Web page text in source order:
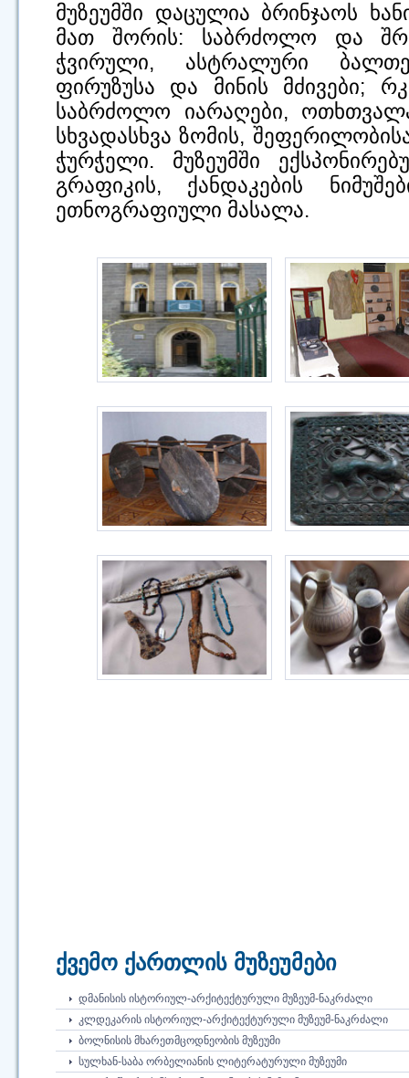
მუზეუმში დაცულია ბრინჯაოს
მათ შორის: საბრძოლო და
ჭვირული, ასტრალური
ფირუზუსა და მინის მძივები;
საბრძოლო იარაღები,
სხვადასხვა ზომის,
ჭურჭელი. მუზეუმში
გრაფიკის, ქანდაკების
ეთნოგრაფიული მასალა.
ქვემო ქართლის მუზეუმები
ᲓᲛᲐᲜᲘᲡᲘᲡ ᲘᲡᲢᲝᲠᲘᲣᲚ-ᲐᲠᲥᲘᲢᲔᲥᲢᲣᲠᲣᲚᲘ ᲛᲣᲖᲔᲣᲛ-ᲜᲐᲙᲠᲫᲐᲚᲘ
ᲙᲚᲓᲔᲙᲐᲠᲘᲡ ᲘᲡᲢᲝᲠᲘᲣᲚ-ᲐᲠᲥᲘᲢᲔᲥᲢᲣᲠᲣᲚᲘ ᲛᲣᲖᲔᲣᲛ-ᲜᲐᲙᲠᲫᲐᲚᲘ
ᲑᲝᲚᲜᲘᲡᲘᲡ ᲛᲮᲐᲠᲔᲗᲛᲪᲝᲓᲜᲔᲝᲑᲘᲡ ᲛᲣᲖᲔᲣᲛᲘ
ᲡᲣᲚᲮᲐᲜ-ᲡᲐᲑᲐ ᲝᲠᲑᲔᲚᲘᲐᲜᲘᲡ ᲚᲘᲢᲔᲠᲐᲢᲣᲠᲣᲚᲘ ᲛᲣᲖᲔᲣᲛᲘ